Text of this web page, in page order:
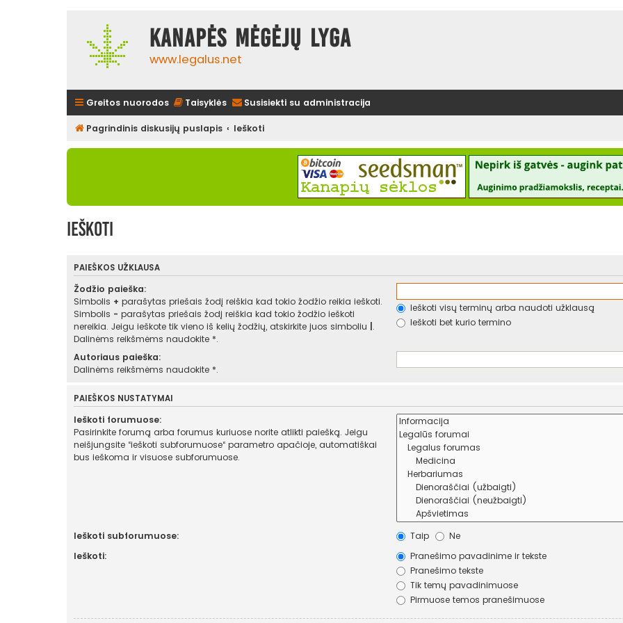
Kanapės mėgėjų lyga
www.legalus.net
Greitos nuorodos Taisyklės Susisiekti su administracija
Pagrindinis diskusijų puslapis Ieškoti
Ieškoti
PAIEŠKOS UŽKLAUSA
Žodžio paieška:
Simbolis + parašytas priešais žodį reiškia kad tokio žodžio reikia ieškoti.
Simbolis - parašytas priešais žodį reiškia kad tokio žodžio ieškoti
nereikia. Jeigu ieškote tik vieno iš kelių žodžių, atskirkite juos simboliu .
Dalinėms reikšmėms naudokite *.
Ieškoti visų terminų arba naudoti užklausą
Ieškoti bet kurio termino
Autoriaus paieška:
Dalinėms reikšmėms naudokite *.
PAIEŠKOS NUSTATYMAI
Ieškoti forumuose:
Pasirinkite forumą arba forumus kuriuose norite atlikti paiešką. Jeigu
neišjungsite “ieškoti subforumuose“ parametro apačioje, automatiškai
bus ieškoma ir visuose subforumuose.
Ieškoti subforumuose: Taip
Ne
Ieškoti:
Pranešimo pavadinime ir tekste
Pranešimo tekste
Tik temų pavadinimuose
Pirmuose temos pranešimuose